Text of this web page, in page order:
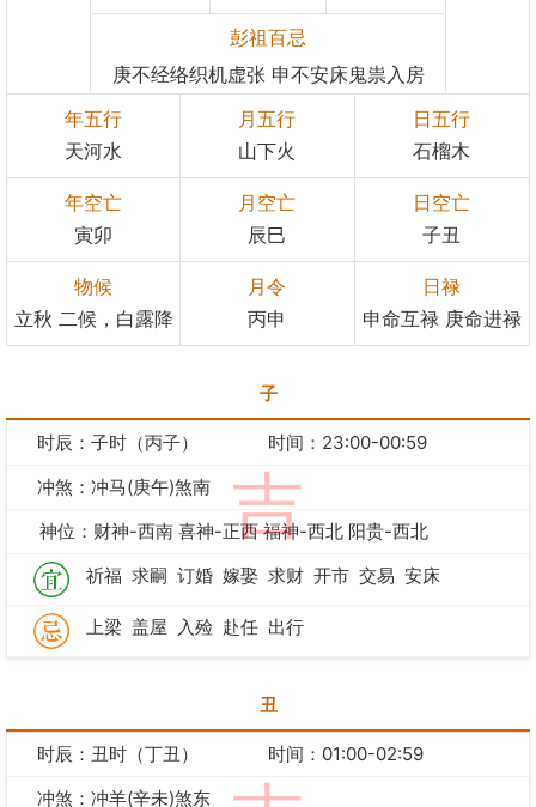
彭祖百忌
庚不经络织机虚张 申不安床鬼祟入房
年五行
天河水
月五行
山下火
日五行
石榴木
年空亡
寅卯
月空亡
辰巳
日空亡
子丑
物候
立秋 二候，白露降
月令
丙申
日禄
申命互禄 庚命进禄
子
吉
时辰：子时（丙子）
时间：23:00-00:59
冲煞：冲马(庚午)煞南
神位：财神-西南 喜神-正西 福神-西北 阳贵-西北
祈福 求嗣 订婚 嫁娶 求财 开市 交易 安床
上梁 盖屋 入殓 赴任 出行
丑
时辰：丑时（丁丑）
时间：01:00-02:59
冲煞：冲羊(辛未)煞东